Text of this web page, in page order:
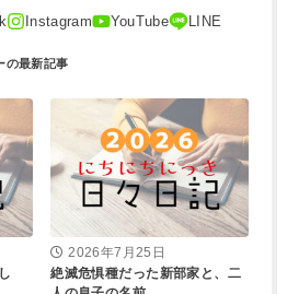
2026年7月25日
絶滅危惧種だった新部家と、二